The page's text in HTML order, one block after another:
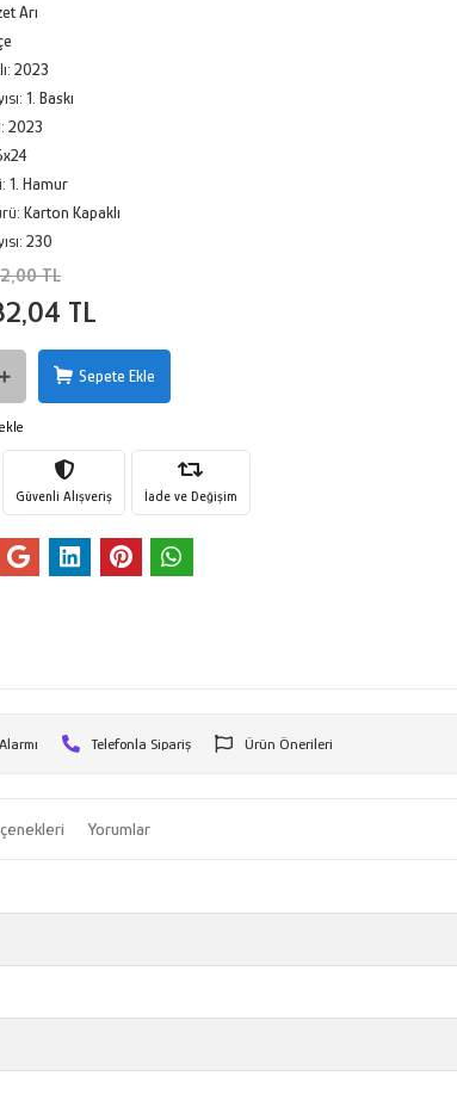
Arı
2023
1. Baskı
2023
1. Hamur
Karton Kapaklı
230
TL
TL
Sepete Ekle
Güvenli Alışveriş İade ve Değişim
Telefonla Sipariş Ürün Önerileri
Yorumlar